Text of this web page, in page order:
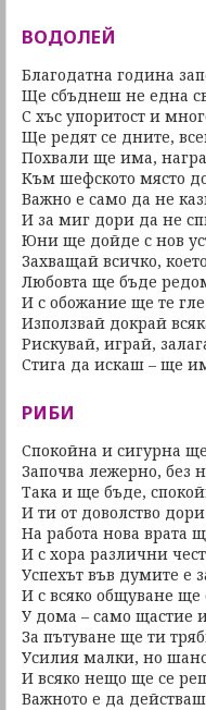
ВОДОЛЕЙ
Благодатна година
Ще сбъднеш не една
С хъс упоритост и
Ще редят се дните,
Похвали ще има,
Към шефското място
Важно е само да не
И за миг дори да не
Юни ще дойде с нов
Захващай всичко,
Любовта ще бъде
И с обожание ще те
Използвай докрай
Рискувай, играй,
Стига да искаш – ще
РИБИ
Спокойна и сигурна
Започва лежерно, без
Така и ще бъде,
И ти от доволство
На работа нова врата
И с хора различни
Успехът във думите е
И с всяко общуване ще
У дома – само щастие
За пътуване ще ти
Усилия малки, но
И всяко нещо ще се
Важното е да